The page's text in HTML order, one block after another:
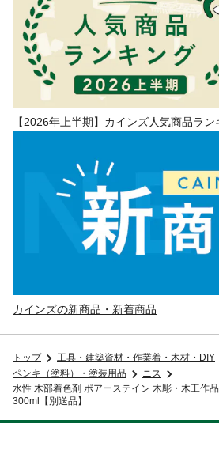
【2026年上半期】カインズ人気商品ラン
カインズの新商品・新着商品
トップ
工具・建築資材・作業着・木材・DIY
ペンキ（塗料）・塗装用品
ニス
水性 木部着色剤 ポアーステイン 木彫・木工作
300ml【別送品】